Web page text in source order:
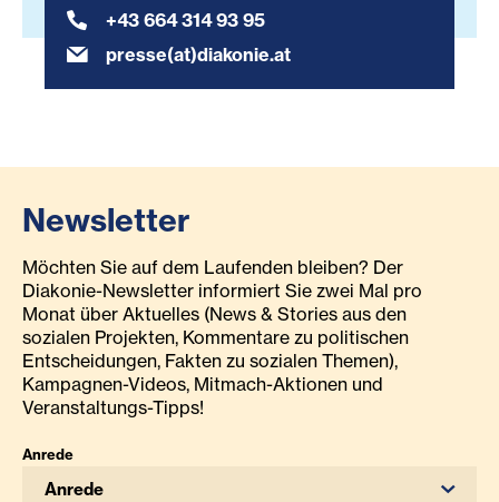
+43 664 314 93 95
presse(at)diakonie.at
Newsletter
Möchten Sie auf dem Laufenden bleiben? Der
Diakonie-Newsletter informiert Sie zwei Mal pro
Monat über Aktuelles (News & Stories aus den
sozialen Projekten, Kommentare zu politischen
Entscheidungen, Fakten zu sozialen Themen),
Kampagnen-Videos, Mitmach-Aktionen und
Veranstaltungs-Tipps!
Anrede
Anrede